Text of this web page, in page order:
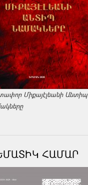
Միքայէլեանի Անտիպ
ՀԱՄԱՐ